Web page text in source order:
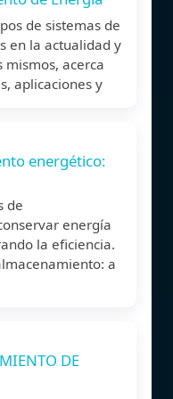
de sistemas de
en la actualidad y
acerca
aplicaciones y
energético:
de
energía
la eficiencia.
a
DE